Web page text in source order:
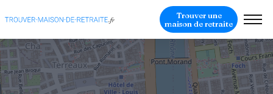
Trouver une
maison de retraite